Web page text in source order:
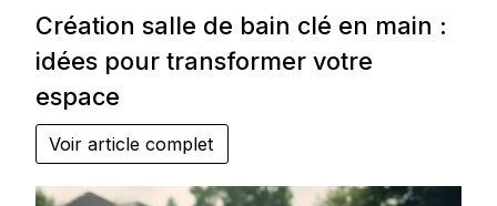
Création salle de bain clé en main :
idées pour transformer votre
espace
Voir article complet